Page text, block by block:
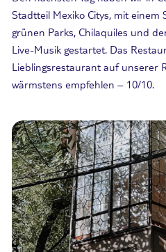
Stadtteil Mexiko Citys, mit einem
grünen Parks, Chilaquiles und
Live-Musik gestartet. Das
Lieblingsrestaurant auf unserer
wärmstens empfehlen – 10/10.